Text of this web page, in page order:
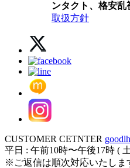
ンタクト、格安
取扱方針
CUSTOMER CETNTER
平日 : 午前10時〜午後17時 (
※ご返信は順次対応いたしま